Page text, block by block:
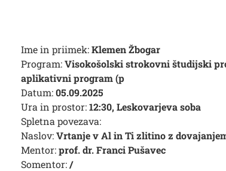
Ime in priimek:Klemen Žbogar
Program:Visokošolski strokovni študijski
aplikativni program (p
Datum:05.09.2025
Ura in prostor:12:30, Leskovarjeva soba
Spletna povezava:
Naslov:Vrtanje v Al in Ti zlitino z
Mentor:prof. dr. Franci Pušavec
Somentor:/